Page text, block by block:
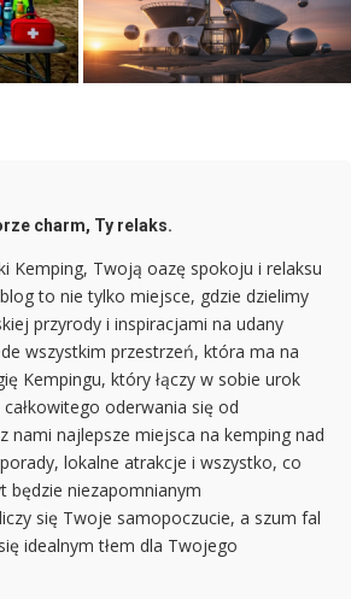
nad
na
Muzeum Grawitacji: czy to
atrakcja dla całej
charm, Ty relaks.
Kemping, Twoją oazę spokoju i relaksu
to nie tylko miejsce, gdzie dzielimy
przyrody i inspiracjami na udany
wszystkim przestrzeń, która ma na
Kempingu, który łączy w sobie urok
oderwania się od
nami najlepsze miejsca na kemping nad
lokalne atrakcje i wszystko, co
będzie niezapomnianym
się Twoje samopoczucie, a szum fal
idealnym tłem dla Twojego